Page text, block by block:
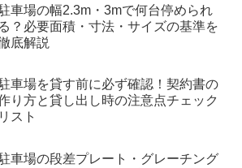
車場の幅2.3m・3mで何台停められ
る？必要面積・寸法・サイズの基準を
底解説
車場を貸す前に必ず確認！契約書の
り方と貸し出し時の注意点チェック
リスト
車場の段差プレート・グレーチング